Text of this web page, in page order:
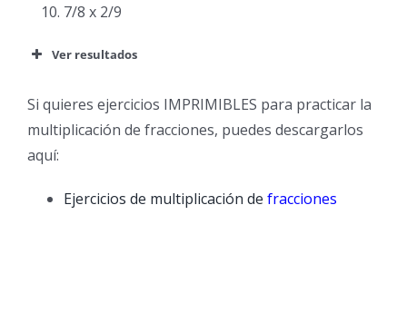
7/8 x 2/9
Ver resultados
Si quieres ejercicios IMPRIMIBLES para practicar la
multiplicación de fracciones, puedes descargarlos
aquí:
Ejercicios de multiplicación de fracciones